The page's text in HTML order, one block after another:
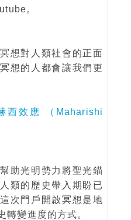
。
想對人類社會的正面
想的人都會讓我們更
西效應 （Maharishi
助光明勢力將聖光錨
類的歷史帶入期盼已
次門戶開啟冥想是地
轉變進度的方式。